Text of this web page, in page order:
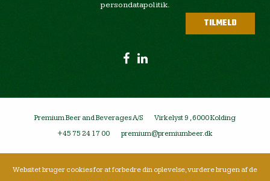
persondatapolitik.
Premium Beer and Beverages A/S
Virkelyst 9 , 6000 Kolding
+45 75 24 17 00
premium@premiumbeer.dk
Websitet bruger cookies for at forbedre din oplevelse, vurdere brugen af de